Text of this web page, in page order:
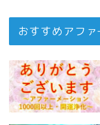
おすすめアフ